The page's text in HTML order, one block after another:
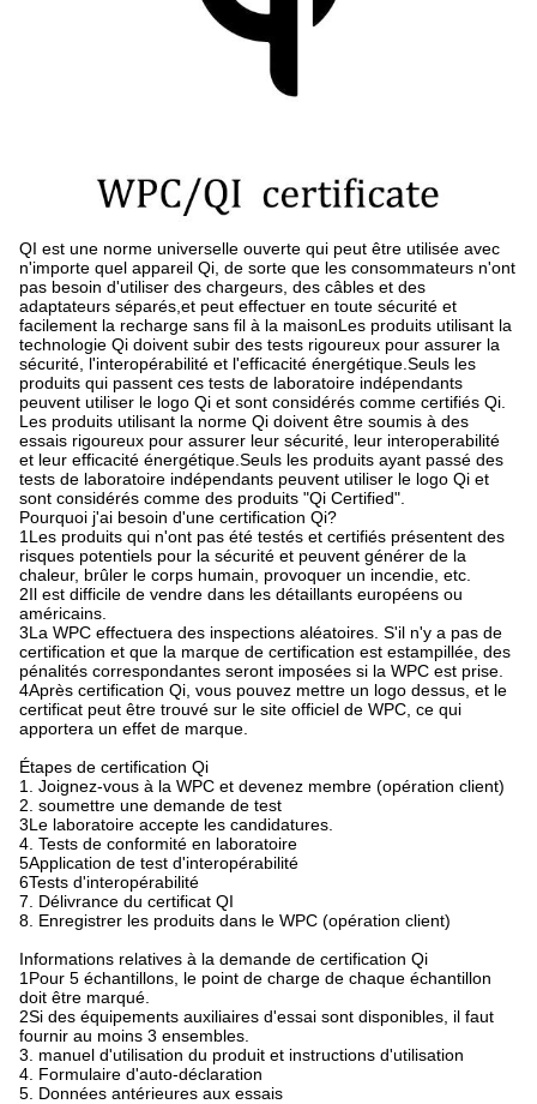
QI est une norme universelle ouverte qui peut être utilisée avec
n'importe quel appareil Qi, de sorte que les consommateurs n'ont
pas besoin d'utiliser des chargeurs, des câbles et des
adaptateurs séparés,et peut effectuer en toute sécurité et
facilement la recharge sans fil à la maisonLes produits utilisant la
technologie Qi doivent subir des tests rigoureux pour assurer la
sécurité, l'interopérabilité et l'efficacité énergétique.Seuls les
produits qui passent ces tests de laboratoire indépendants
peuvent utiliser le logo Qi et sont considérés comme certifiés Qi.
Les produits utilisant la norme Qi doivent être soumis à des
essais rigoureux pour assurer leur sécurité, leur interoperabilité
et leur efficacité énergétique.Seuls les produits ayant passé des
tests de laboratoire indépendants peuvent utiliser le logo Qi et
sont considérés comme des produits "Qi Certified".
Pourquoi j'ai besoin d'une certification Qi?
1Les produits qui n'ont pas été testés et certifiés présentent des
risques potentiels pour la sécurité et peuvent générer de la
chaleur, brûler le corps humain, provoquer un incendie, etc.
2Il est difficile de vendre dans les détaillants européens ou
américains.
3La WPC effectuera des inspections aléatoires. S'il n'y a pas de
certification et que la marque de certification est estampillée, des
pénalités correspondantes seront imposées si la WPC est prise.
4Après certification Qi, vous pouvez mettre un logo dessus, et le
certificat peut être trouvé sur le site officiel de WPC, ce qui
apportera un effet de marque.
Étapes de certification Qi
1. Joignez-vous à la WPC et devenez membre (opération client)
2. soumettre une demande de test
3Le laboratoire accepte les candidatures.
4. Tests de conformité en laboratoire
5Application de test d'interopérabilité
6Tests d'interopérabilité
7. Délivrance du certificat QI
8. Enregistrer les produits dans le WPC (opération client)
Informations relatives à la demande de certification Qi
1Pour 5 échantillons, le point de charge de chaque échantillon
doit être marqué.
2Si des équipements auxiliaires d'essai sont disponibles, il faut
fournir au moins 3 ensembles.
3. manuel d'utilisation du produit et instructions d'utilisation
4. Formulaire d'auto-déclaration
5. Données antérieures aux essais